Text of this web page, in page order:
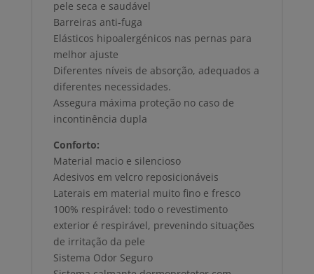
pele seca e saudável
Barreiras anti-fuga
Elásticos hipoalergénicos nas pernas para
melhor ajuste
Diferentes níveis de absorção, adequados a
diferentes necessidades.
Assegura máxima proteção no caso de
incontinência dupla
Conforto:
Material macio e silencioso
Adesivos em velcro reposicionáveis
Laterais em material muito fino e fresco
100% respirável: todo o revestimento
exterior é respirável, prevenindo situações
de irritação da pele
Sistema Odor Seguro